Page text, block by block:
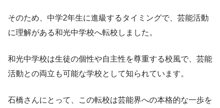
そのため、中学2年生に進級するタイミングで、芸能活動
に理解がある和光中学校へ転校しました。
和光中学校は生徒の個性や自主性を尊重する校風で、芸能
活動との両立も可能な学校として知られています。
石橋さんにとって、この転校は芸能界への本格的な一歩を